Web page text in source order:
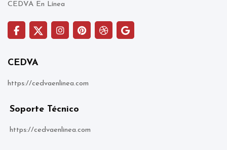
CEDVA En Línea
CEDVA
https://cedvaenlinea.com
Soporte Técnico
https://cedvaenlinea.com